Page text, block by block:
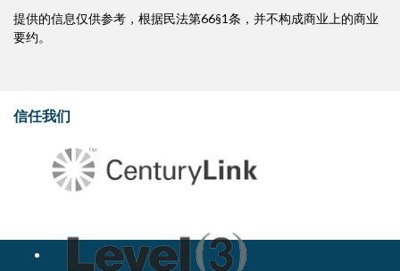
提供的信息仅供参考，根据民法第66§1条，并不构成商业上的商业
要约。
信任我们